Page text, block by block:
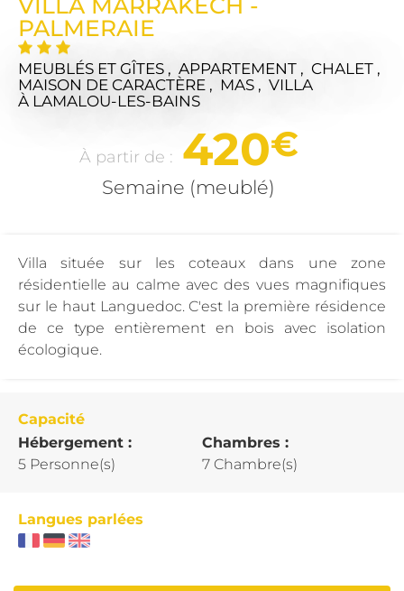
PALMERAIE
MEUBLÉS ET GÎTES , APPARTEMENT , CHALET ,
MAISON DE CARACTÈRE , MAS , VILLA
À LAMALOU-LES-BAINS
À partir de : 420€
Semaine (meublé)
Villa située sur les coteaux dans une zone
résidentielle au calme avec des vues magnifiques
sur le haut Languedoc. C'est la première résidence
de ce type entièrement en bois avec isolation
écologique.
Capacité
Hébergement :
5 Personne(s)
Chambres :
7 Chambre(s)
Langues parlées